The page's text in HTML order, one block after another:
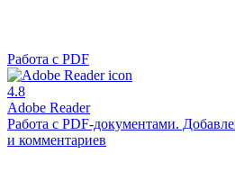
Работа с PDF
4.8
Adobe Reader
Работа с PDF-документами.
и комментариев